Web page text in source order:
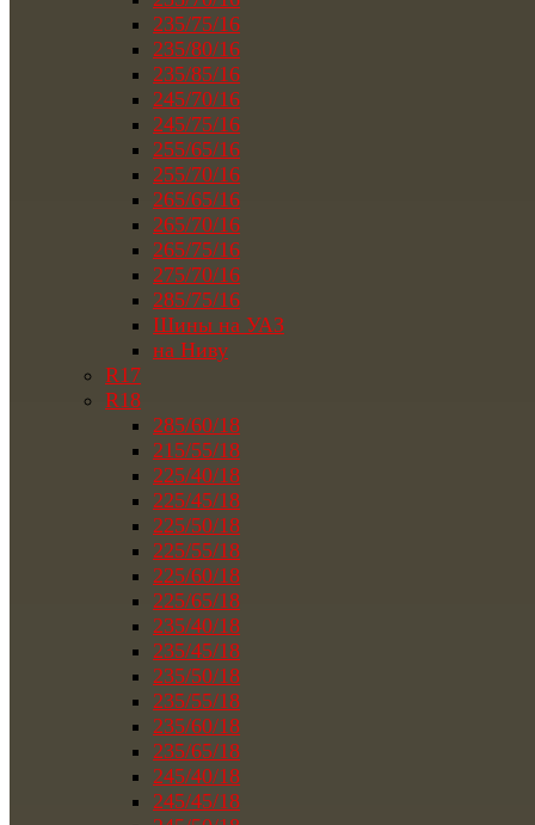
235/75/16
235/80/16
235/85/16
245/70/16
245/75/16
255/65/16
255/70/16
265/65/16
265/70/16
265/75/16
275/70/16
285/75/16
Шины на УАЗ
на Ниву
R17
R18
285/60/18
215/55/18
225/40/18
225/45/18
225/50/18
225/55/18
225/60/18
225/65/18
235/40/18
235/45/18
235/50/18
235/55/18
235/60/18
235/65/18
245/40/18
245/45/18